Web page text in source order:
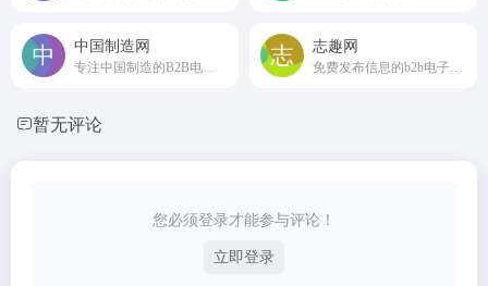
中国制造网 志趣网
暂无评论
您必须登录才能参与评论！
立即登录